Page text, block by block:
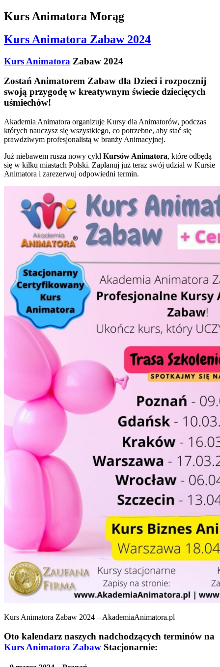
Kurs Animatora Morąg
Kurs Animatora Zabaw 2024
Kurs Animatora Zabaw 2024
Zostań Animatorem Zabaw dla Dzieci i rozpocznij
swoją przygodę w kreatywnym świecie dziecięcych
uśmiechów!
Akademia Animatora organizuje Kursy dla Animatorów, podczas
których nauczysz się wszystkiego, co potrzebne, aby stać się
prawdziwym profesjonalistą w branży Animacyjnej.
Już niebawem rusza nowy cykl Kursów Animatora, które odbędą
się w kilku miastach Polski. Zaplanuj już teraz swój udział w Kursie
Animatora i zarezerwuj odpowiedni termin.
Kurs Animatora Zabaw 2024 – AkademiaAnimatora.pl
Oto kalendarz naszych nadchodzących terminów na
Kurs Animatora Zabaw Stacjonarnie: